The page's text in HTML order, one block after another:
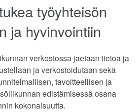
työyhteisön
ja hyvinvointiin
verkostossa jaetaan tietoa ja
ja verkostoidutaan sekä
tavoitteellisen ja
edistämisessä osana
kokonaisuutta.